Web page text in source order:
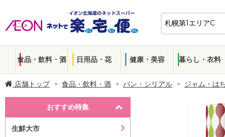
食品・飲料・酒 日用品・花 健康・美容 暮らし・衣料
店舗トップ 食品・飲料・酒 パン・シリアル ジャム・は
おすすめ特集
生鮮大市